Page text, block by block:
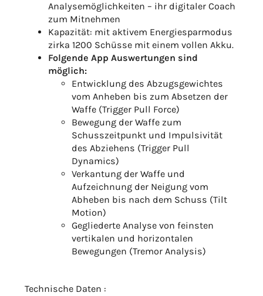
Analysemöglichkeiten – ihr digitaler Coach
zum Mitnehmen
Kapazität: mit aktivem Energiesparmodus
zirka 1200 Schüsse mit einem vollen Akku.
Folgende App Auswertungen sind
möglich:
Entwicklung des Abzugsgewichtes
vom Anheben bis zum Absetzen der
Waffe (Trigger Pull Force)
Bewegung der Waffe zum
Schusszeitpunkt und Impulsivität
des Abziehens (Trigger Pull
Dynamics)
Verkantung der Waffe und
Aufzeichnung der Neigung vom
Abheben bis nach dem Schuss (Tilt
Motion)
Gegliederte Analyse von feinsten
vertikalen und horizontalen
Bewegungen (Tremor Analysis)
Technische Daten :